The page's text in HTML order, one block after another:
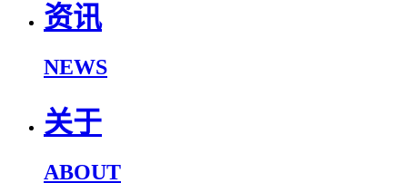
资讯
NEWS
关于
ABOUT